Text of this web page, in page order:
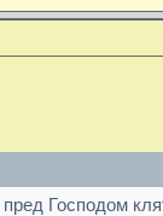
Господом